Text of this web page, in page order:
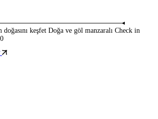
doğasını keşfet Doğa ve göl manzaralı Check in